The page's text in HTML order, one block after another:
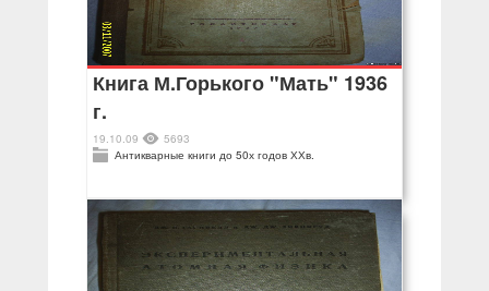
Книга М.Горького "Мать" 1936
г.
19.10.09
5693
Антикварные книги до 50х годов ХХв.